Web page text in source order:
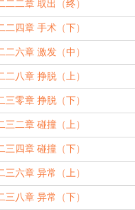
二二章 取出（终）
二四章 手术（下）
二六章 激发（中）
二八章 挣脱（上）
三零章 挣脱（下）
三二章 碰撞（上）
三四章 碰撞（下）
三六章 异常（上）
三八章 异常（下）